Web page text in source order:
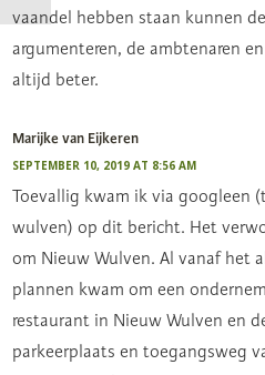
vaandel hebben staan kunnen
argumenteren, de ambtenaren
altijd beter.
Marijke van Eijkeren
SEPTEMBER 10, 2019 AT 8:56 AM
Toevallig kwam ik via googleen
wulven) op dit bericht. Het
om Nieuw Wulven. Al vanaf het
plannen kwam om een
restaurant in Nieuw Wulven en
parkeerplaats en toegangsweg